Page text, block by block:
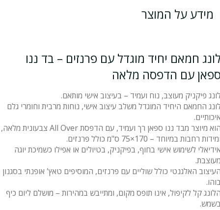
מידע על המוצר
חמאם יחיד מוגדל עם פרנזים – בד ננו
עם הדפסה מלאה
פיקניק מעוצב, נוח ועמיד – בעיצוב אישי מותאם.
החמאם היחיד המוגדל משלב עיצוב אישי, נוחות מרבית וחומרי גלם
הוא מיוצר מבד ננו ספאן רך ועמיד, עם הדפסת All Over צבעונית מלאה,
רחבות במיוחד – 170×75 ס"מ כולל פרנזים.
לשימוש אישי בחוף, בפיקניק, בטיולים או אפילו כשמיכת יוגה
האלגנטי כולל שוליים עם פרנזים, המוסיפים טאץ' אופנתי בסגנון
קל לקיפול, אינו תופס מקום, ומתייבש במהירות – מושלם ליום כיף